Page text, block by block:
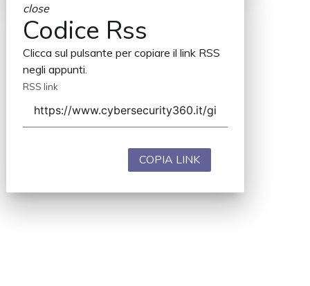
close
Codice Rss
Clicca sul pulsante per copiare il link RSS
negli appunti.
RSS link
COPIA LINK